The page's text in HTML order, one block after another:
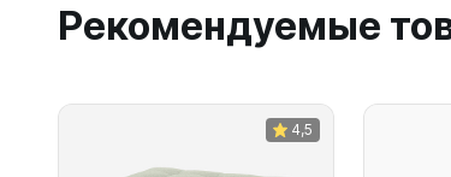
Рекомендуемые
4,5